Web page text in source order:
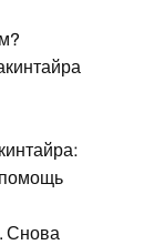
помощь
Снова